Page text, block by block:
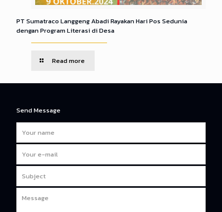
PT Sumatraco Langgeng Abadi Rayakan Hari Pos Sedunia
dengan Program Literasi di Desa
Read more
Send Message